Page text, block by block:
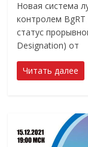
Новая система
контролем BgRT
статус
Designation) от
Читать далее